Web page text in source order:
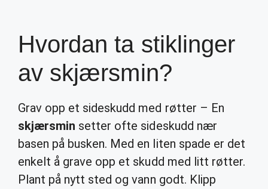
Hvordan ta stiklinger
av skjærsmin?
Grav opp et sideskudd med røtter – En
skjærsmin setter ofte sideskudd nær
basen på busken. Med en liten spade er det
enkelt å grave opp et skudd med litt røtter.
Plant på nytt sted og vann godt. Klipp